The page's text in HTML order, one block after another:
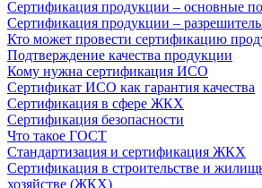
Сертификация продукции – основные
Сертификация продукции –
Кто может провести сертификацию
Подтверждение качества продукции
Кому нужна сертификация ИСО
Сертификат ИСО как гарантия качества
Сертификация в сфере ЖКХ
Сертификация безопасности
Что такое ГОСТ
Стандартизация и сертификация ЖКХ
Сертификация в строительстве и
хозяйстве (ЖКХ)